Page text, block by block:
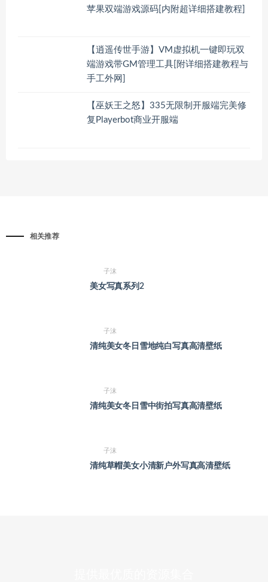
苹果双端游戏源码[内附超详细搭建教程]
【逍遥传世手游】VM虚拟机一键即玩双
端游戏带GM管理工具[附详细搭建教程与
手工外网]
【巫妖王之怒】335无限制开服端完美修
复Playerbot商业开服端
相关推荐
子沫
美女写真系列2
子沫
清纯美女冬日雪地纯白写真高清壁纸
子沫
清纯美女冬日雪中街拍写真高清壁纸
子沫
清纯草帽美女小清新户外写真高清壁纸